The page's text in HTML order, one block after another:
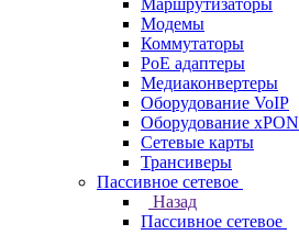
Маршрутизаторы
Модемы
Коммутаторы
PoE адаптеры
Медиаконвертеры
Оборудование VoIP
Оборудование xPON
Сетевые карты
Трансиверы
Пассивное сетевое
Назад
Пассивное сетевое